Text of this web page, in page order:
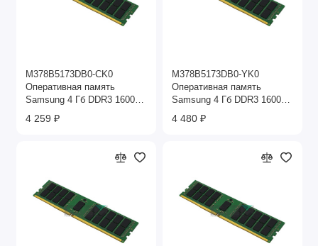
M378B5173DB0-CK0
Оперативная память
Samsung 4 Гб DDR3 1600
МГц
4 259 ₽
M378B5173DB0-YK0
Оперативная память
Samsung 4 Гб DDR3 1600
МГц
4 480 ₽